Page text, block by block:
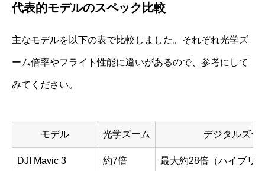
代表的モデルのスペック比較
主なモデルを以下の表で比較しました。それぞれ光学ズ
ーム倍率やフライト性能に違いがあるので、参考にして
みてください。
モデル 光学ズーム デジタルズー
DJI Mavic 3 約7倍 最大約28倍（ハイブリ